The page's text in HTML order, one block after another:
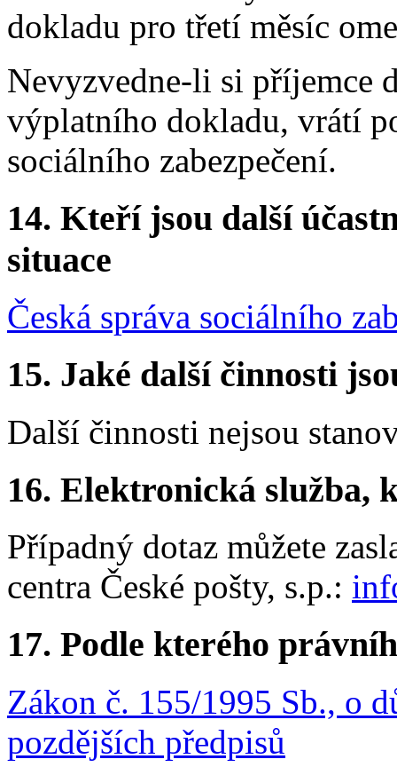
dokladu pro třetí měsíc
Nevyzvedne-li si příjemce
výplatního dokladu, vrátí
sociálního zabezpečení.
14. Kteří jsou další
situace
Česká správa sociálního
15. Jaké další činnosti
Další činnosti nejsou
16. Elektronická služba,
Případný dotaz můžete
centra České pošty, s.p.:
17. Podle kterého
Zákon č. 155/1995 Sb., o
pozdějších předpisů